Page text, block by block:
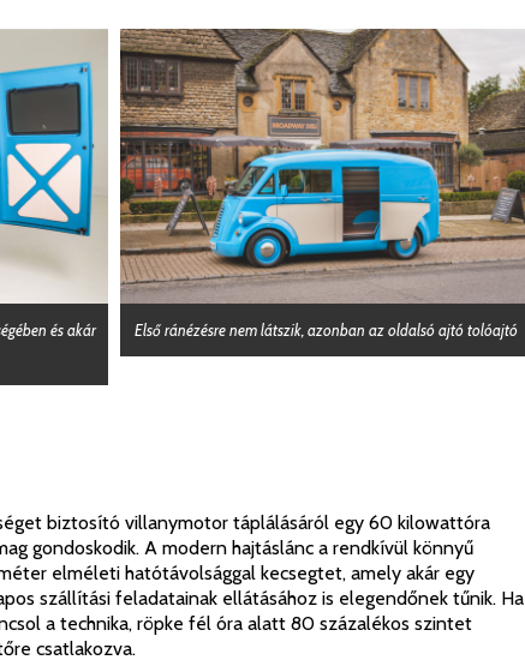
és akár
Első ránézésre nem látszik, azonban az oldalsó ajtó tolóajtó
biztosító villanymotor táplálásáról egy 60 kilowattóra
gondoskodik. A modern hajtáslánc a rendkívül könnyű
elméleti hatótávolsággal kecsegtet, amely akár egy
szállítási feladatainak ellátásához is elegendőnek tűnik. Ha
a technika, röpke fél óra alatt 80 százalékos szintet
csatlakozva.